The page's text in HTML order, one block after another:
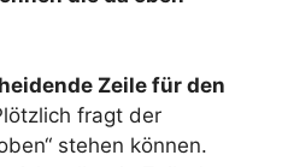
Zeile für den
fragt der
stehen können.